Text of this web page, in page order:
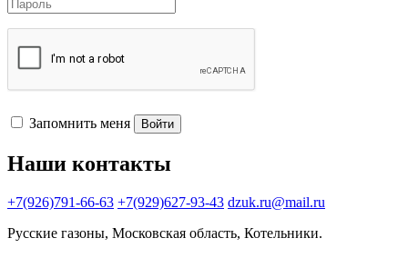
Запомнить меня Войти
Наши контакты
+7(926)791-66-63 +7(929)627-93-43 dzuk.ru@mail.ru
Русские газоны, Московская область, Котельники.